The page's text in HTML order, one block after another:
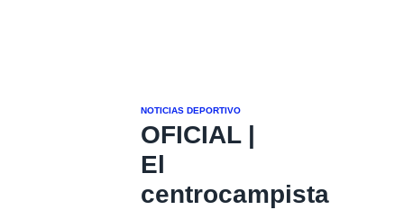
NOTICIAS DEPORTIVO
OFICIAL |
El
centrocampista